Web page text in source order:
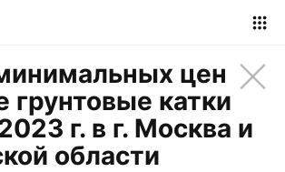
цен
грунтовые катки
г. в г. Москва и
области